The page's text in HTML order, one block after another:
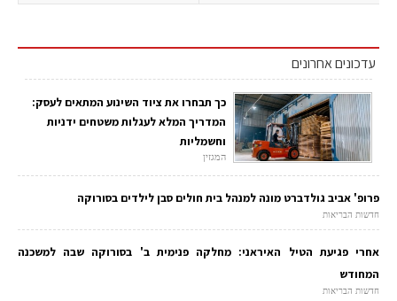
עדכונים אחרונים
כך תבחרו את ציוד השינוע המתאים לעסק:
המדריך המלא לעגלות משטחים ידניות
וחשמליות
המגזין
פרופ' אביב גולדברט מונה למנהל בית חולים סבן לילדים בסורוקה
חדשות הבריאות
אחרי פגיעת הטיל האיראני: מחלקה פנימית ב' בסורוקה שבה למשכנה
המחודש
חדשות הבריאות